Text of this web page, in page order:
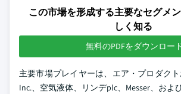
この市場を形成する主要なセグメ
しく知る
無料のPDFをダウンロー
主要市場プレイヤーは、エア・プロダクト
Inc.、空気液体、リンデplc、Messer、およ